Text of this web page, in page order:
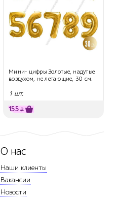
Мини- цифры Золотые, надутые
воздухом, не летающие, 30 см.
1 шт.
155 ₽
О нас
Наши клиенты
Вакансии
Новости